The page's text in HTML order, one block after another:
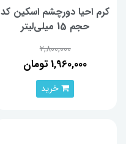
کرم احیا دورچشم اسکین کد
حجم 15 میلی‌لیتر
2,800,000
1,960,000 تومان
خرید